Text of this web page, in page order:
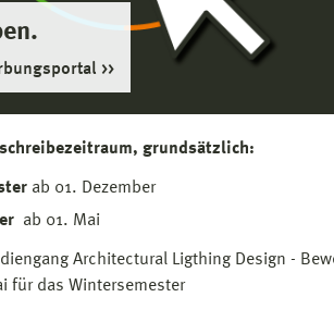
grundsätzlich:
ab 01. Dezember
ab 01. Mai
Architectural Ligthing Design -
für das Wintersemester